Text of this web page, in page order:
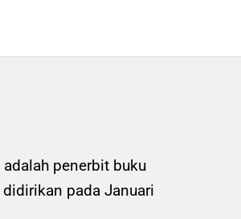
penerbit buku
pada Januari